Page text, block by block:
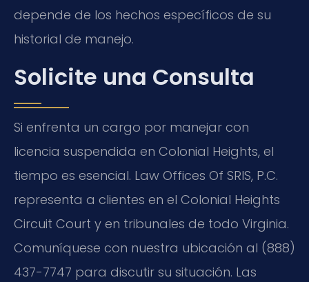
depende de los hechos específicos de su
historial de manejo.
Solicite una Consulta
Si enfrenta un cargo por manejar con
licencia suspendida en Colonial Heights, el
tiempo es esencial. Law Offices Of SRIS, P.C.
representa a clientes en el Colonial Heights
Circuit Court y en tribunales de todo Virginia.
Comuníquese con nuestra ubicación al (888)
437-7747 para discutir su situación. Las